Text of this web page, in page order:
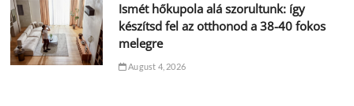
Ismét hőkupola alá szorultunk: így
készítsd fel az otthonod a 38-40 fokos
melegre
August 4, 2026